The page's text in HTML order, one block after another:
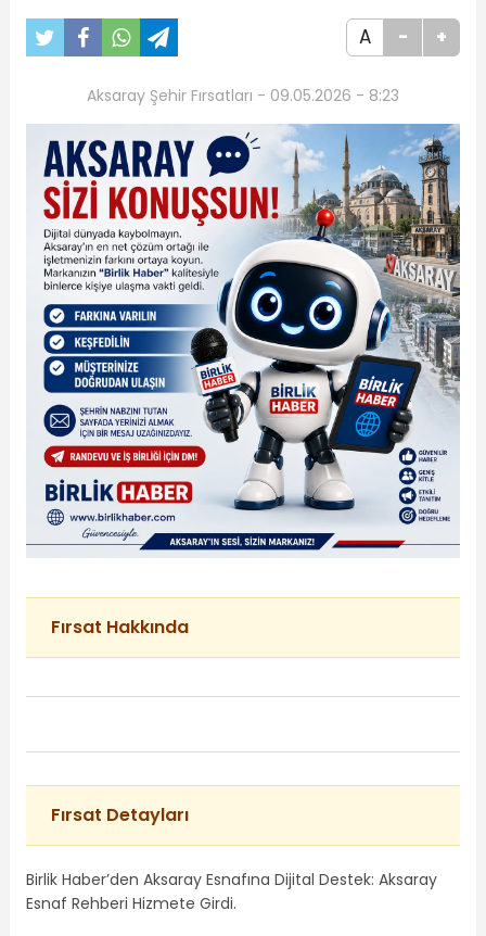
A - +
Aksaray Şehir Fırsatları - 09.05.2026 - 8:23
Fırsat Hakkında
Fırsat Detayları
Birlik Haber’den Aksaray Esnafına Dijital Destek: Aksaray
Esnaf Rehberi Hizmete Girdi.